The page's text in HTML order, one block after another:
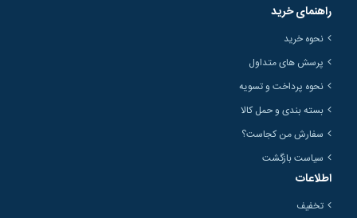
راهنمای خرید
نحوه خرید
پرسش های متداول
نحوه پرداخت و تسویه
بسته بندی و حمل کالا
سفارش من کجاست؟
سیاست بازگشت
اطلاعات
تخفیف